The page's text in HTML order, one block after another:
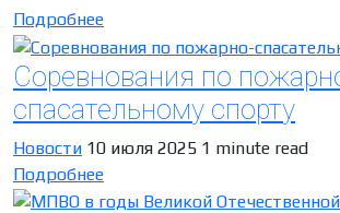
Подробнее
Соревнования по
спасательному спорту
Новости 10 июля 2025 1 minute read
Подробнее